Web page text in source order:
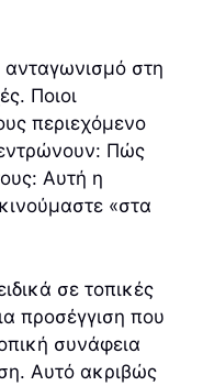
στη
Ποιοι
περιεχόμενο
Πώς
Αυτή η
«στα
σε τοπικές
προσέγγιση που
συνάφεια
Αυτό ακριβώς